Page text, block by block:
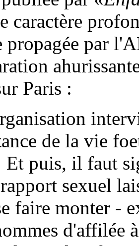
caractère
par
Paris :
de la vie
Et puis, il faut
sexuel
faire monter -
d'affilée